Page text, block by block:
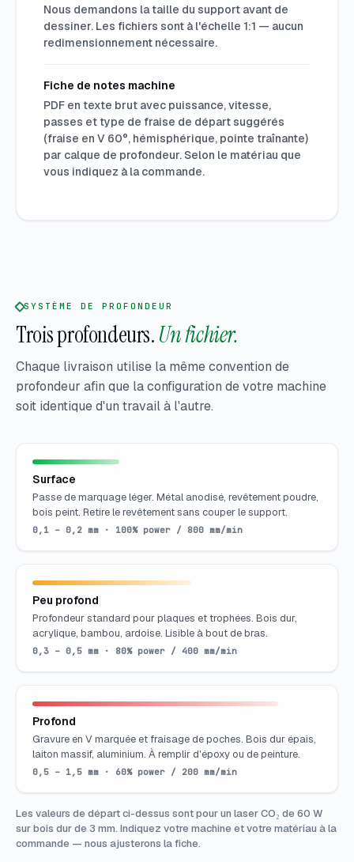
Nous demandons la taille du support avant de
dessiner. Les fichiers sont à l'échelle 1:1 — aucun
redimensionnement nécessaire.
Fiche de notes machine
PDF en texte brut avec puissance, vitesse,
passes et type de fraise de départ suggérés
(fraise en V 60°, hémisphérique, pointe traînante)
par calque de profondeur. Selon le matériau que
vous indiquez à la commande.
SYSTÈME DE PROFONDEUR
Trois profondeurs.Un fichier.
Chaque livraison utilise la même convention de
profondeur afin que la configuration de votre machine
soit identique d'un travail à l'autre.
Surface
Passe de marquage léger. Métal anodisé, revêtement poudre,
bois peint. Retire le revêtement sans couper le support.
0,1 – 0,2 mm · 100% power / 800 mm/min
Peu profond
Profondeur standard pour plaques et trophées. Bois dur,
acrylique, bambou, ardoise. Lisible à bout de bras.
0,3 – 0,5 mm · 80% power / 400 mm/min
Profond
Gravure en V marquée et fraisage de poches. Bois dur épais,
laiton massif, aluminium. À remplir d'époxy ou de peinture.
0,5 – 1,5 mm · 60% power / 200 mm/min
Les valeurs de départ ci-dessus sont pour un laser CO₂ de 60 W
sur bois dur de 3 mm. Indiquez votre machine et votre matériau à la
commande — nous ajusterons la fiche.